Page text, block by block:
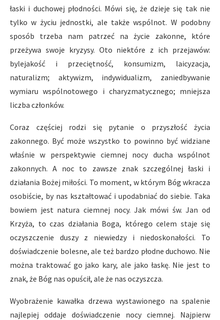
łaski i duchowej płodności. Mówi się, że dzieje się tak nie
tylko w życiu jednostki, ale także wspólnot. W podobny
sposób trzeba nam patrzeć na życie zakonne, które
przeżywa swoje kryzysy. Oto niektóre z ich przejawów:
bylejakość i przeciętność, konsumizm, laicyzacja,
naturalizm; aktywizm, indywidualizm, zaniedbywanie
wymiaru wspólnotowego i charyzmatycznego; mniejsza
liczba członków.
Coraz częściej rodzi się pytanie o przyszłość życia
zakonnego. Być może wszystko to powinno być widziane
właśnie w perspektywie ciemnej nocy ducha wspólnot
zakonnych. A noc to zawsze znak szczególnej łaski i
działania Bożej miłości. To moment, w którym Bóg wkracza
osobiście, by nas kształtować i upodabniać do siebie. Taka
bowiem jest natura ciemnej nocy. Jak mówi św. Jan od
Krzyża, to czas działania Boga, którego celem staje się
oczyszczenie duszy z niewiedzy i niedoskonałości. To
doświadczenie bolesne, ale też bardzo płodne duchowo. Nie
można traktować go jako kary, ale jako łaskę. Nie jest to
znak, że Bóg nas opuścił, ale że nas oczyszcza.
Wyobrażenie kawałka drzewa wystawionego na spalenie
najlepiej oddaje doświadczenie nocy ciemnej. Najpierw